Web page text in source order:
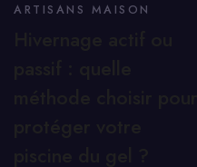
ARTISANS MAISON